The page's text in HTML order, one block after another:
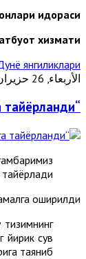
идораси
атбуот хизмати
янгиликлари
الأربعاء, 26 حزيران/يونيو 2024 00:00
“Масжидун Набавий” кучли жазирамага тайёрланди
оширилди.
йирик сув
таяниб.